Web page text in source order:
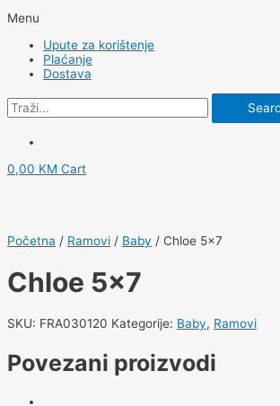
Menu
Upute za korištenje
Plaćanje
Dostava
0,00 KM Cart
Početna / Ramovi / Baby / Chloe 5×7
Chloe 5×7
SKU: FRA030120 Kategorije: Baby, Ramovi
Povezani proizvodi